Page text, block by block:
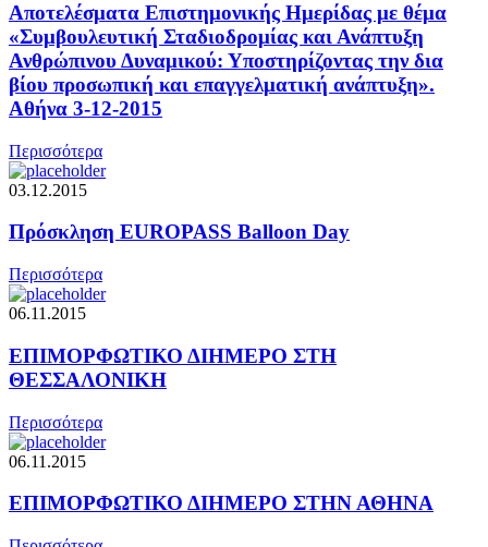
Αποτελέσματα Επιστημονικής Ημερίδας με θέμα
«Συμβουλευτική Σταδιοδρομίας και Ανάπτυξη
Ανθρώπινου Δυναμικού: Υποστηρίζοντας την δια
βίου προσωπική και επαγγελματική ανάπτυξη».
Αθήνα 3-12-2015
Περισσότερα
03.12.2015
Πρόσκληση EUROPASS Balloon Day
Περισσότερα
06.11.2015
ΕΠΙΜΟΡΦΩΤΙΚΟ ΔΙΗΜΕΡΟ ΣΤΗ
ΘΕΣΣΑΛΟΝΙΚΗ
Περισσότερα
06.11.2015
ΕΠΙΜΟΡΦΩΤΙΚΟ ΔΙΗΜΕΡΟ ΣΤΗΝ ΑΘΗΝΑ